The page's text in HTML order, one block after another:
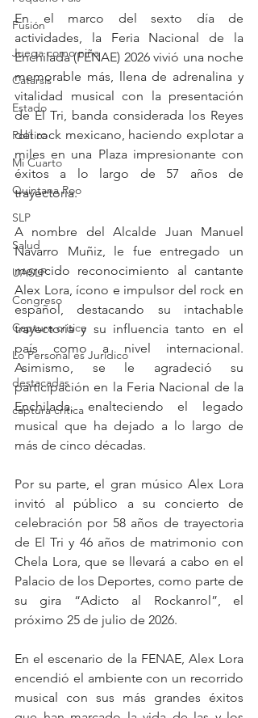
Fusión
Juega como niña
Catarsis
Estado
Política
Mi Cuarto
Quintana Roo
SLP
Salud
UASLP
Congreso
Captura critica
Lo Personal es Jurídico
destacadas
captura critica
En el marco del sexto día de
actividades, la Feria Nacional de la
Enchilada (FENAE) 2026 vivió una noche
memorable más, llena de adrenalina y
vitalidad musical con la presentación
de El Tri, banda considerada los Reyes
del rock mexicano, haciendo explotar a
miles en una Plaza impresionante con
éxitos a lo largo de 57 años de
trayectoria.
A nombre del Alcalde Juan Manuel
Navarro Muñiz, le fue entregado un
merecido reconocimiento al cantante
Alex Lora, ícono e impulsor del rock en
español, destacando su intachable
trayectoria y su influencia tanto en el
país como a nivel internacional.
Asimismo, se le agradeció su
participación en la Feria Nacional de la
Enchilada, enalteciendo el legado
musical que ha dejado a lo largo de
más de cinco décadas.
Por su parte, el gran músico Alex Lora
invitó al público a su concierto de
celebración por 58 años de trayectoria
de El Tri y 46 años de matrimonio con
Chela Lora, que se llevará a cabo en el
Palacio de los Deportes, como parte de
su gira “Adicto al Rockanrol”, el
próximo 25 de julio de 2026.
En el escenario de la FENAE, Alex Lora
encendió el ambiente con un recorrido
musical con sus más grandes éxitos